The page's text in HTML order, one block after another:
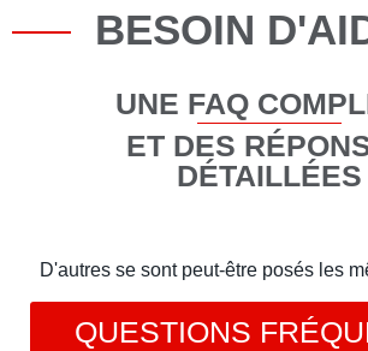
BESOIN
UNE FAQ
ET DES
DÉTAILLÉES
D'autres se sont peut-être posés les
QUESTIONS